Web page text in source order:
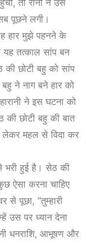
पूछने लगी।
हार मुझे पहनने के
यह तत्काल सांप बन
की छोटी बहु को सांप
ने नाग बने हार को
ने इस घटना को
छोटी बहु की बात
लेकर महल से विदा कर
भरी हुई है। सेठ की
ऐसा करना चाहिए
से पूछा, “तुम्हारी
उस पर ध्यान देना
धनराशि, आभूषण और